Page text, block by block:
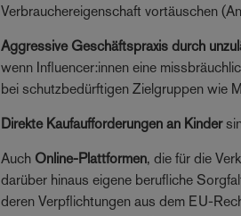
Verbrauchereigenschaft vortäuschen
Aggressive Geschäftspraxis durch
wenn Influencer:innen eine
bei schutzbedürftigen Zielgruppen wie
Direkte Kaufaufforderungen an Kinder
Auch Online-Plattformen, die für die
darüber hinaus eigene berufliche
deren Verpflichtungen aus dem EU-